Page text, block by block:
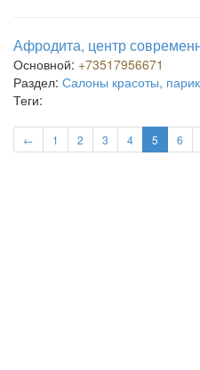
Афродита, центр
Основной: +73517956671
Раздел: Салоны красоты,
Теги:
← 1 2 3 4 5 6